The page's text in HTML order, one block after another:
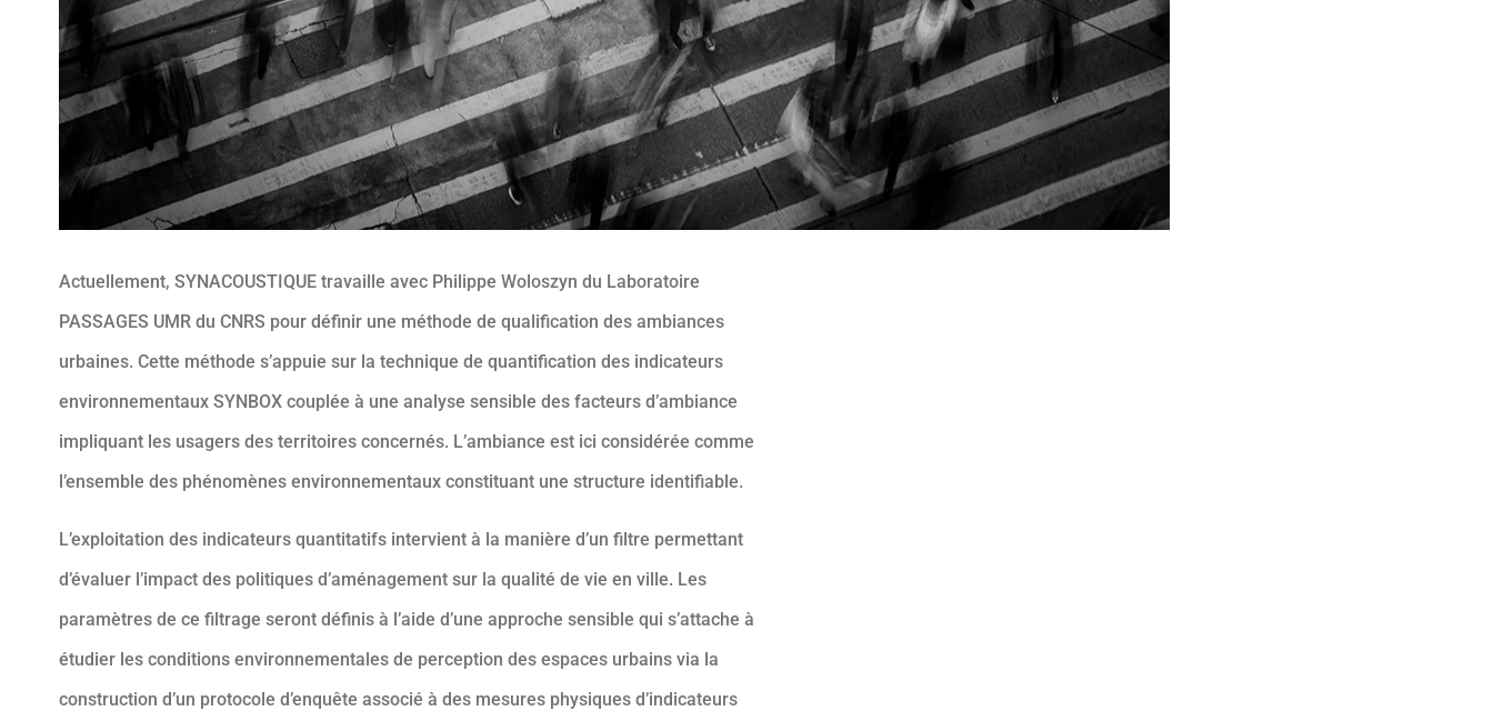
Actuellement, SYNACOUSTIQUE travaille avec Philippe Woloszyn du Laboratoire
PASSAGES UMR du CNRS pour définir une méthode de qualification des ambiances
urbaines. Cette méthode s’appuie sur la technique de quantification des indicateurs
environnementaux SYNBOX couplée à une analyse sensible des facteurs d’ambiance
impliquant les usagers des territoires concernés. L’ambiance est ici considérée comme
l’ensemble des phénomènes environnementaux constituant une structure identifiable.
L’exploitation des indicateurs quantitatifs intervient à la manière d’un filtre permettant
d’évaluer l’impact des politiques d’aménagement sur la qualité de vie en ville. Les
paramètres de ce filtrage seront définis à l’aide d’une approche sensible qui s’attache à
étudier les conditions environnementales de perception des espaces urbains via la
construction d’un protocole d’enquête associé à des mesures physiques d’indicateurs